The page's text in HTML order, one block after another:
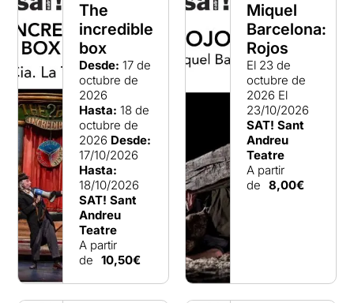
The
incredible
box
Desde: 17 de
octubre de
2026
Hasta: 18 de
octubre de
2026 Desde:
17/10/2026
Hasta:
18/10/2026
SAT! Sant
Andreu
Teatre
A partir
de 10,50€
Miquel
Barcelona:
Rojos
El 23 de
octubre de
2026 El
23/10/2026
SAT! Sant
Andreu
Teatre
A partir
de 8,00€